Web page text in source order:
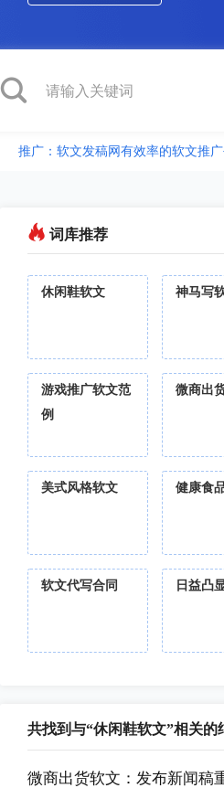
推广：软文发稿网有效率的软文推
词库推荐
休闲鞋软文 神马写
游戏推广软文范
例
微商出
美式风格软文 健康食
软文代写合同 日益凸
共找到与“休闲鞋软文”相关的
微商出货软文：发布新闻稿